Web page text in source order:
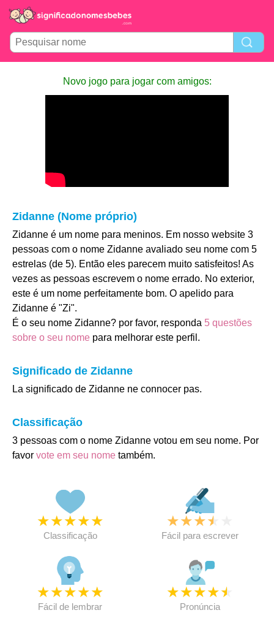
Novo jogo para jogar com amigos:
Zidanne (Nome próprio)
Zidanne é um nome para meninos. Em nosso website 3
pessoas com o nome Zidanne avaliado seu nome com 5
estrelas (de 5). Então eles parecem muito satisfeitos! As
vezes as pessoas escrevem o nome errado. No exterior,
este é um nome perfeitamente bom. O apelido para
Zidanne é "Zi".
É o seu nome Zidanne? por favor, responda 5 questões
sobre o seu nome para melhorar este perfil.
Significado de Zidanne
La significado de Zidanne ne connocer pas.
Classificação
3 pessoas com o nome Zidanne votou em seu nome. Por
favor vote em seu nome também.
★★★★★
Classificação
★★★★
Fácil para escrever
★★★★★
Fácil de lembrar
★★★★★
Pronúncia